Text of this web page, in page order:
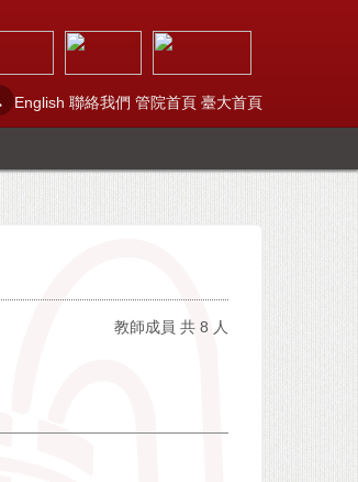
English 聯絡我們 管院首頁 臺大首頁
教師成員 共 8 人